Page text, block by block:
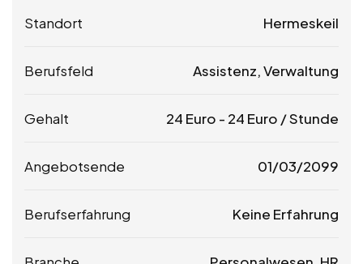
Standort Hermeskeil
Berufsfeld Assistenz, Verwaltung
Gehalt 24 Euro - 24 Euro / Stunde
Angebotsende 01/03/2099
Berufserfahrung Keine Erfahrung